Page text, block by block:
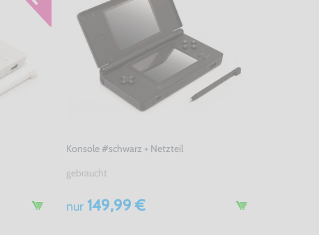
Konsole #schwarz + Netzteil
gebraucht
nur149,99 €